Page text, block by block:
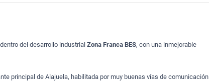
del desarrollo industrialZona Franca BES, con una inmejorable
principal de Alajuela, habilitada por muy buenas vías de comunicación